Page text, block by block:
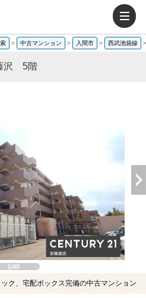
> 中古マンション > 入間市 > 西武池袋線
沢 5階
1/40
ク、宅配ボックス完備の中古マンション